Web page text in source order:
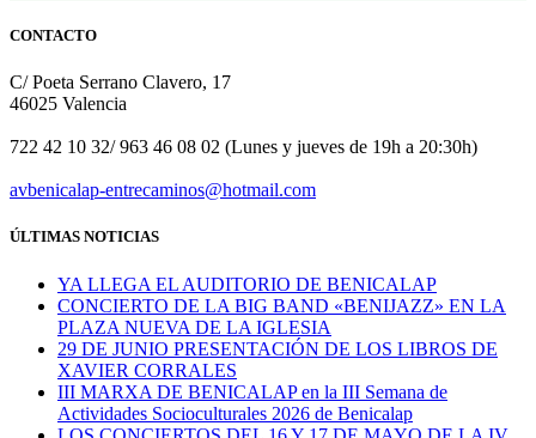
CONTACTO
C/ Poeta Serrano Clavero, 17
46025 Valencia
722 42 10 32/ 963 46 08 02 (Lunes y jueves de 19h a 20:30h)
avbenicalap-entrecaminos@hotmail.com
ÚLTIMAS NOTICIAS
YA LLEGA EL AUDITORIO DE BENICALAP
CONCIERTO DE LA BIG BAND «BENIJAZZ» EN LA
PLAZA NUEVA DE LA IGLESIA
29 DE JUNIO PRESENTACIÓN DE LOS LIBROS DE
XAVIER CORRALES
III MARXA DE BENICALAP en la III Semana de
Actividades Socioculturales 2026 de Benicalap